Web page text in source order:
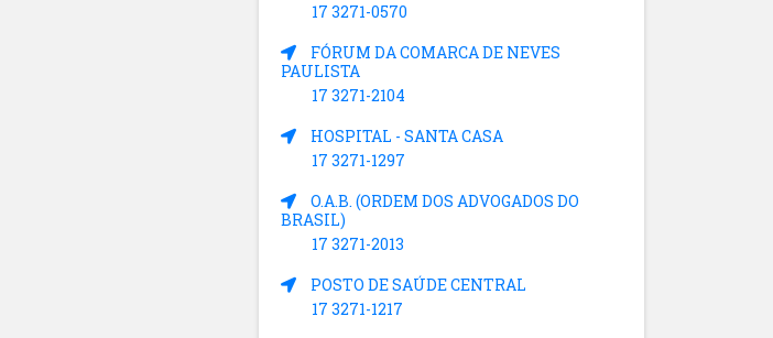
17 3271-0570
FÓRUM DA COMARCA DE NEVES
PAULISTA
17 3271-2104
HOSPITAL - SANTA CASA
17 3271-1297
O.A.B. (ORDEM DOS ADVOGADOS DO
BRASIL)
17 3271-2013
POSTO DE SAÚDE CENTRAL
17 3271-1217